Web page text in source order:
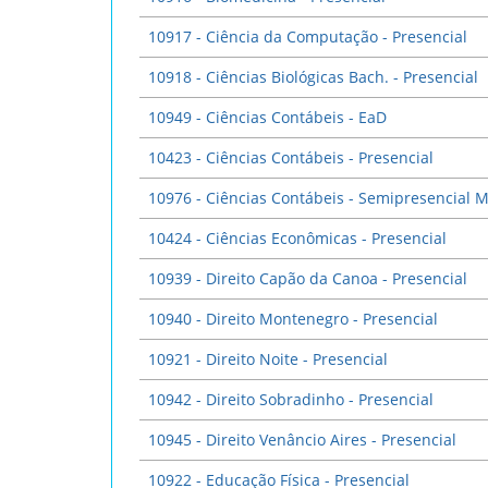
10917 - Ciência da Computação - Presencial
10918 - Ciências Biológicas Bach. - Presencial
10949 - Ciências Contábeis - EaD
10423 - Ciências Contábeis - Presencial
10976 - Ciências Contábeis - Semipresencial
10424 - Ciências Econômicas - Presencial
10939 - Direito Capão da Canoa - Presencial
10940 - Direito Montenegro - Presencial
10921 - Direito Noite - Presencial
10942 - Direito Sobradinho - Presencial
10945 - Direito Venâncio Aires - Presencial
10922 - Educação Física - Presencial